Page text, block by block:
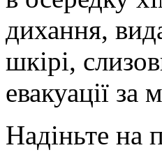
дихання,
шкірі,
евакуації за
Надіньте на